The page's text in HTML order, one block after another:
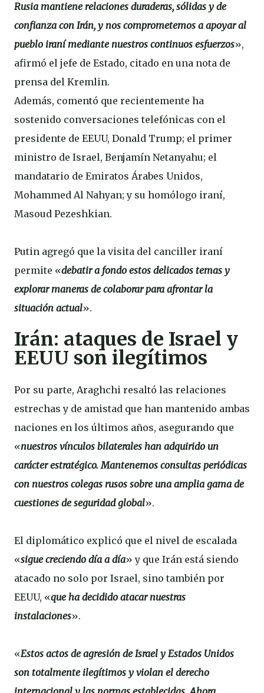
Rusia mantiene relaciones duraderas, sólidas y de
confianza con Irán, y nos comprometemos a apoyar al
pueblo iraní mediante nuestros continuos esfuerzos»,
afirmó el jefe de Estado, citado en una nota de
prensa del Kremlin.
Además, comentó que recientemente ha
sostenido conversaciones telefónicas con el
presidente de EEUU, Donald Trump; el primer
ministro de Israel, Benjamín Netanyahu; el
mandatario de Emiratos Árabes Unidos,
Mohammed Al Nahyan; y su homólogo iraní,
Masoud Pezeshkian.
Putin agregó que la visita del canciller iraní
permite «debatir a fondo estos delicados temas y
explorar maneras de colaborar para afrontar la
situación actual».
Irán: ataques de Israel y
EEUU son ilegítimos
Por su parte, Araghchi resaltó las relaciones
estrechas y de amistad que han mantenido ambas
naciones en los últimos años, asegurando que
«nuestros vínculos bilaterales han adquirido un
carácter estratégico. Mantenemos consultas periódicas
con nuestros colegas rusos sobre una amplia gama de
cuestiones de seguridad global».
El diplomático explicó que el nivel de escalada
«sigue creciendo día a día» y que Irán está siendo
atacado no solo por Israel, sino también por
EEUU, «que ha decidido atacar nuestras
instalaciones».
«Estos actos de agresión de Israel y Estados Unidos
son totalmente ilegítimos y violan el derecho